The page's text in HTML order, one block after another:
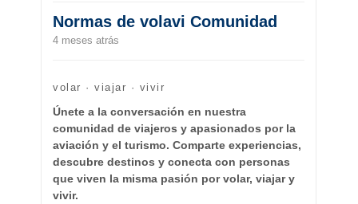
Normas de volavi Comunidad
4 meses atrás
volar · viajar · vivir
Únete a la conversación en nuestra
comunidad de viajeros y apasionados por la
aviación y el turismo. Comparte experiencias,
descubre destinos y conecta con personas
que viven la misma pasión por volar, viajar y
vivir.